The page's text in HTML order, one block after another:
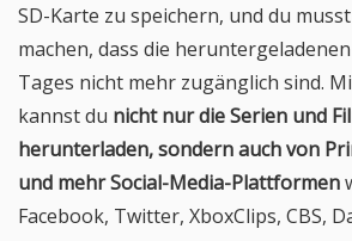
SD-Karte zu speichern, und du
machen, dass die
Tages nicht mehr zugänglich sind.
kannst du nicht nur die Serien und
herunterladen, sondern auch von
und mehr Social-Media-Plattformen
Facebook, Twitter, XboxClips, CBS,